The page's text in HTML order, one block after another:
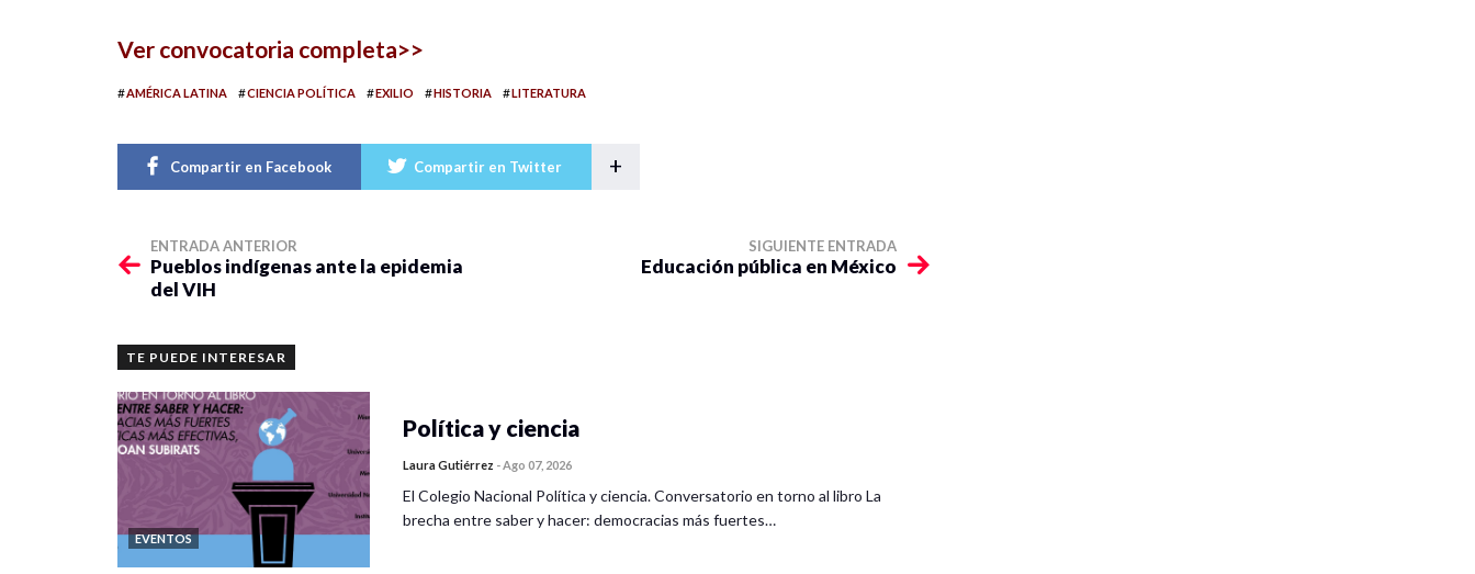
Ver convocatoria completa>>
#AMÉRICA LATINA #CIENCIA POLÍTICA #EXILIO #HISTORIA #LITERATURA
Compartir en Facebook Compartir en Twitter +
ENTRADA ANTERIOR
Pueblos indígenas ante la epidemia
del VIH
SIGUIENTE ENTRADA
Educación pública en México
TE PUEDE INTERESAR
EVENTOS
Política y ciencia
Laura Gutiérrez -Ago 07, 2026
El Colegio Nacional Política y ciencia. Conversatorio en torno al libro La
brecha entre saber y hacer: democracias más fuertes…